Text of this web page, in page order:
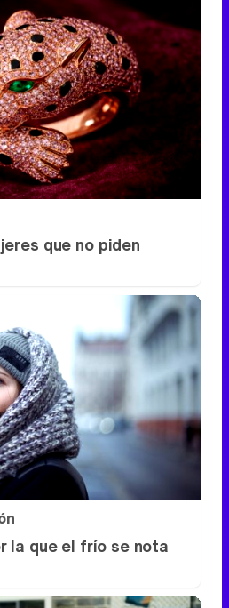
que no piden
la que el frío se nota